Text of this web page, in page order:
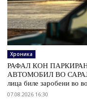
Хроника
РАФАЛ КОН
АВТОМОБИЛ ВО
лица биле заробени во
07.08.2026 16:30